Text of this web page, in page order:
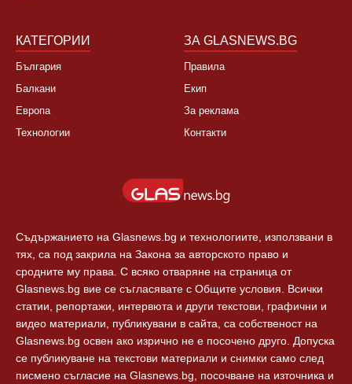
КАТЕГОРИИ
България
Балкани
Европа
Технологии
ЗА GLASNEWS.BG
Правила
Екип
За реклама
Контакти
Съдържанието на Glasnews.bg и технологиите, използвани в
тях, са под закрила на Закона за авторското право и
сродните му права. С всяко отваряне на страница от
Glasnews.bg вие се съгласявате с Общите условия. Всички
статии, репортажи, интервюта и други текстови, графични и
видео материали, публикувани в сайта, са собственост на
Glasnews.bg освен ако изрично не е посочено друго. Допуска
се публикуване на текстови материали и снимки само след
писмено съгласие на Glasnews.bg, посочване на източника и